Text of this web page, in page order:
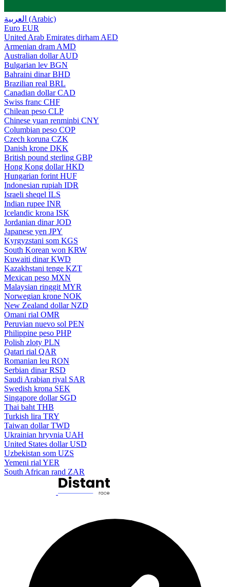
العربية (Arabic)
Euro EUR
United Arab Emirates dirham AED
Armenian dram AMD
Australian dollar AUD
Bulgarian lev BGN
Bahraini dinar BHD
Brazilian real BRL
Canadian dollar CAD
Swiss franc CHF
Chilean peso CLP
Chinese yuan renminbi CNY
Columbian peso COP
Czech koruna CZK
Danish krone DKK
British pound sterling GBP
Hong Kong dollar HKD
Hungarian forint HUF
Indonesian rupiah IDR
Israeli sheqel ILS
Indian rupee INR
Icelandic krona ISK
Jordanian dinar JOD
Japanese yen JPY
Kyrgyzstani som KGS
South Korean won KRW
Kuwaiti dinar KWD
Kazakhstani tenge KZT
Mexican peso MXN
Malaysian ringgit MYR
Norwegian krone NOK
New Zealand dollar NZD
Omani rial OMR
Peruvian nuevo sol PEN
Philippine peso PHP
Polish zloty PLN
Qatari rial QAR
Romanian leu RON
Serbian dinar RSD
Saudi Arabian riyal SAR
Swedish krona SEK
Singapore dollar SGD
Thai baht THB
Turkish lira TRY
Taiwan dollar TWD
Ukrainian hryvnia UAH
United States dollar USD
Uzbekistan som UZS
Yemeni rial YER
South African rand ZAR